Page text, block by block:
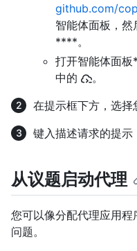
github.com/
智能体面板，然
****。
打开智能体面
中的
。
在提示框下方，选择
键入描述请求的提示
从议题启动代理
您可以像分配代理应用
问题。